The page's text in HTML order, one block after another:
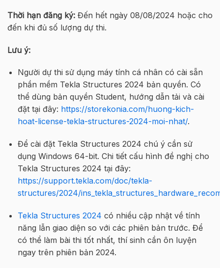
Thời hạn đăng ký: Đến hết ngày 08/08/2024 hoặc cho
đến khi đủ số lượng dự thi.
Lưu ý:
Người dự thi sử dụng máy tính cá nhân có cài sẵn
phần mềm Tekla Structures 2024 bản quyền. Có
thể dùng bản quyền Student, hướng dẫn tải và cài
đặt tại đây: https://storekonia.com/huong-kich-
hoat-license-tekla-structures-2024-moi-nhat/.
Để cài đặt Tekla Structures 2024 chú ý cần sử
dụng Windows 64-bit. Chi tiết cấu hình đề nghị cho
Tekla Structures 2024 tại đây:
https://support.tekla.com/doc/tekla-
structures/2024/
Tekla Structures 2024 có nhiều cập nhật về tính
năng lẫn giao diện so với các phiên bản trước. Để
có thể làm bài thi tốt nhất, thí sinh cần ôn luyện
ngay trên phiên bản 2024.